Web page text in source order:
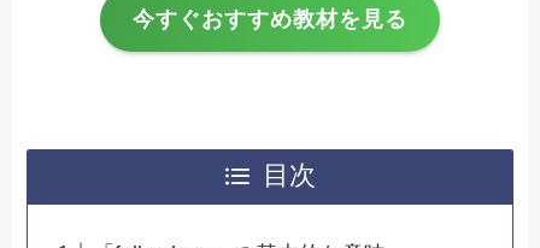
今すぐおすすめ教材を見る
目次